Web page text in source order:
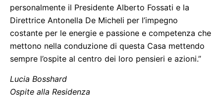
personalmente il Presidente Alberto Fossati e la
Direttrice Antonella De Micheli per l’impegno
costante per le energie e passione e competenza che
mettono nella conduzione di questa Casa mettendo
sempre l’ospite al centro dei loro pensieri e azioni.”
Lucia Bosshard
Ospite alla Residenza